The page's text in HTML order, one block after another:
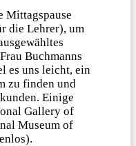
Mittagspause
die Lehrer), um
Buchmanns
es uns leicht, ein
zu finden und
Einige
Gallery of
Museum of